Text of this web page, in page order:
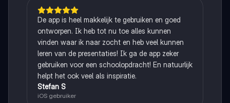
De app is heel makkelijk te gebruiken en goed
ontworpen. Ik heb tot nu toe alles kunnen
vinden waar ik naar zocht en heb veel kunnen
leren van de presentaties! Ik ga de app zeker
gebruiken voor een schoolopdracht! En natuurlijk
helpt het ook veel als inspiratie.
Stefan S
iOS gebruiker